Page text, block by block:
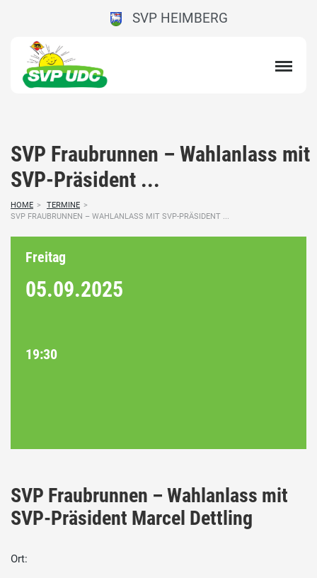
SVP HEIMBERG
SVP Fraubrunnen – Wahlanlass mit
SVP-Präsident ...
HOME > TERMINE >
SVP FRAUBRUNNEN – WAHLANLASS MIT SVP-PRÄSIDENT ...
Freitag
05.09.2025
19:30
SVP Fraubrunnen – Wahlanlass mit
SVP-Präsident Marcel Dettling
Ort: